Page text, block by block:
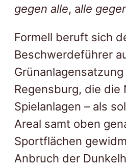
gegen alle, alle
Formell beruft sich
Beschwerdeführer
Regensburg, die die
Spielanlagen – als
Areal samt oben
Sportflächen
Anbruch der